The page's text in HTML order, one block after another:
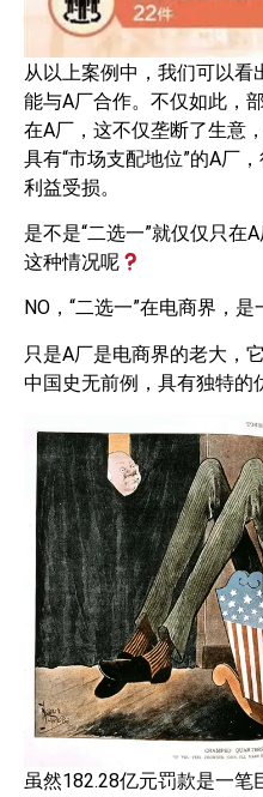
从以上案例中，我们可以看
能与A厂合作。不仅如此，
在A厂，这不仅垄断了生意
具有“市场支配地位”的A厂
利益受损。
是不是“二选一”就仅仅只在
这种情况呢
NO，“二选一”在电商界，是
只是A厂是电商界的老大，
中国史无前例，具有独特的
虽然182.28亿元罚款是一笔